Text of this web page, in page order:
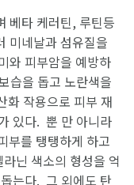
베타 케러틴, 루틴등
미네날과 섬유질을
와 피부암을 예방하
습을 돕고 노란색을
화 작용으로 피부 재
있다. 뿐 만 아니라
부를 탱탱하게 하고
닌 색소의 형성을 억
는다. 그 외에도 탄